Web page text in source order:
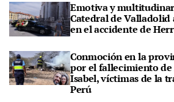
Emotiva y
Catedral de
en el accidente de
Conmoción en la
por el fallecimiento
Isabel, víctimas de la
Perú